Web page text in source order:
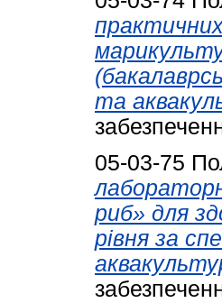
та
05-03-75
риб» для
рівня за